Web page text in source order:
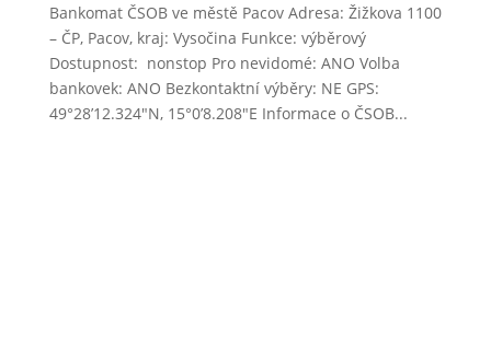
Bankomat ČSOB ve městě Pacov Adresa: Žižkova 1100
– ČP, Pacov, kraj: Vysočina Funkce: výběrový
Dostupnost: nonstop Pro nevidomé: ANO Volba
bankovek: ANO Bezkontaktní výběry: NE GPS:
49°28’12.324″N, 15°0’8.208″E Informace o ČSOB...